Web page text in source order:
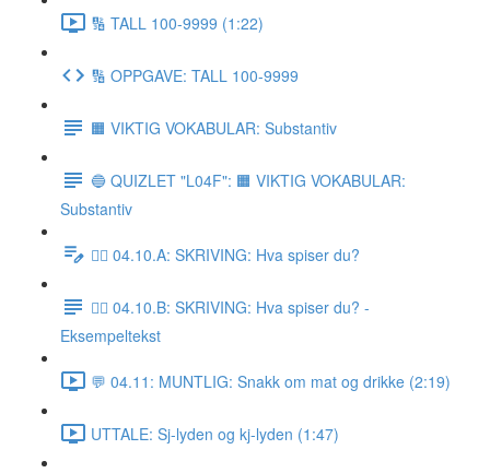
🔢 TALL 100-9999 (1:22)
🔢 OPPGAVE: TALL 100-9999
🟧 VIKTIG VOKABULAR: Substantiv
🔵 QUIZLET "L04F": 🟧 VIKTIG VOKABULAR:
Substantiv
✍🏼 04.10.A: SKRIVING: Hva spiser du?
✍🏼 04.10.B: SKRIVING: Hva spiser du? -
Eksempeltekst
💬 04.11: MUNTLIG: Snakk om mat og drikke (2:19)
UTTALE: Sj-lyden og kj-lyden (1:47)